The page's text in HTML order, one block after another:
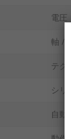
電圧
軸 /
テク
シリ
自動